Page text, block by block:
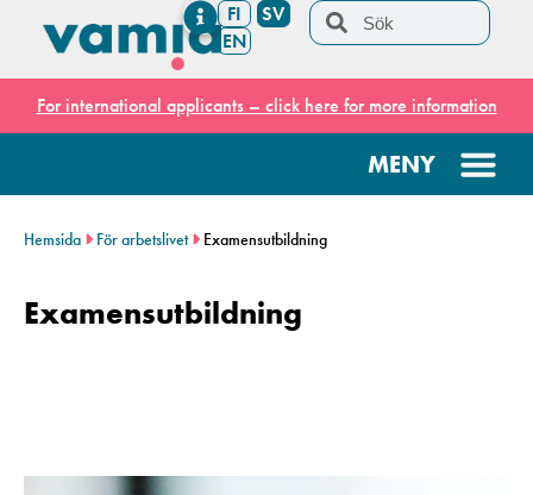
FI
SV
EN
For international applicants – click here for more information
Hemsida För arbetslivet Examensutbildning
Examensutbildning